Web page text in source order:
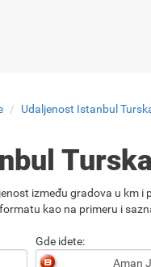
Udaljenost Istanbul
između gradova u km i
kao na primeru i
Gde idete: